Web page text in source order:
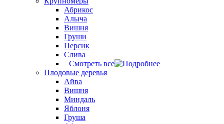
Абрикос
Алыча
Вишня
Груши
Персик
Слива
Смотреть все
Плодовые деревья
Айва
Вишня
Миндаль
Яблоня
Груша